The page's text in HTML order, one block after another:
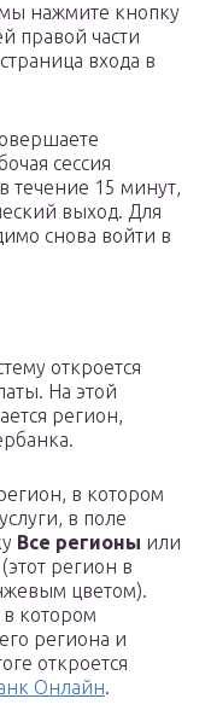
нажмите кнопку
правой части
входа в
сессия
течение 15 минут,
выход. Для
снова войти в
откроется
На этой
регион,
в котором
в поле
Все регионы или
регион в
цветом).
в котором
региона и
откроется
Онлайн.